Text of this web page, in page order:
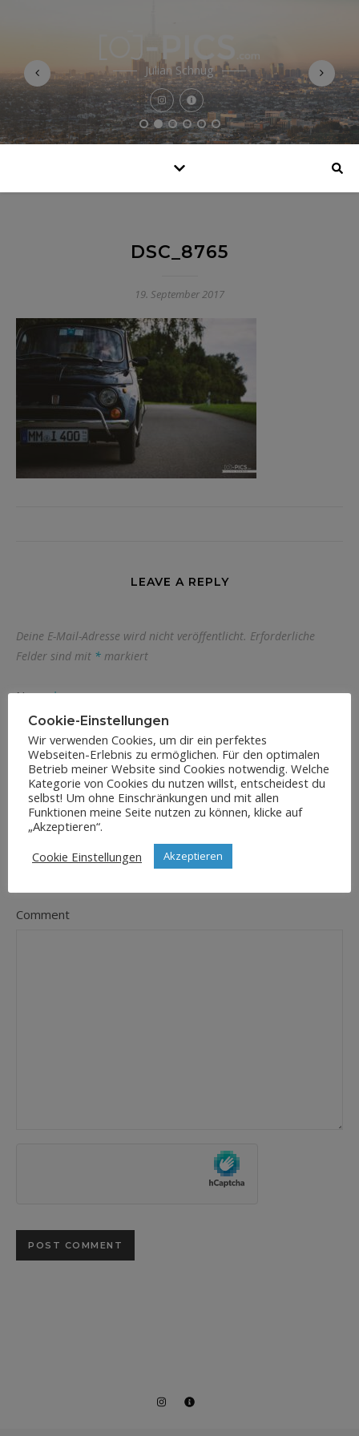
Julian Schnug
DSC_8765
19. September 2017
LEAVE A REPLY
Deine E-Mail-Adresse wird nicht veröffentlicht. Erforderliche
Felder sind mit * markiert
Name*
E-Mail-Adresse*
Comment
Cookie-Einstellungen
Wir verwenden Cookies, um dir ein perfektes
Webseiten-Erlebnis zu ermöglichen. Für den optimalen
Betrieb meiner Website sind Cookies notwendig. Welche
Kategorie von Cookies du nutzen willst, entscheidest du
selbst! Um ohne Einschränkungen und mit allen
Funktionen meine Seite nutzen zu können, klicke auf
„Akzeptieren“.
Cookie Einstellungen
Akzeptieren